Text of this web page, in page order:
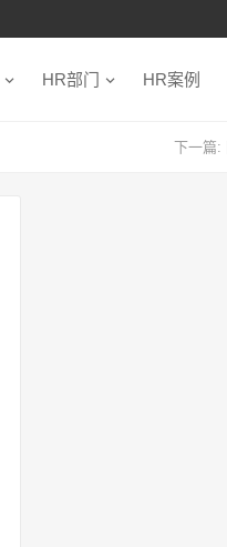
HR部门 HR案例
下一篇: